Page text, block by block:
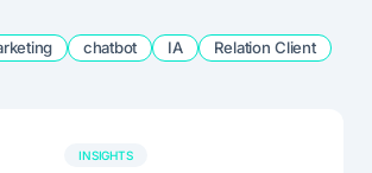
chatbot IA Relation Client
INSIGHTS